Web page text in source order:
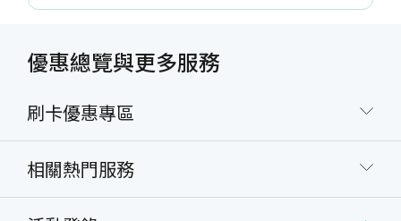
優惠總覽與更多服務
刷卡優惠專區
相關熱門服務